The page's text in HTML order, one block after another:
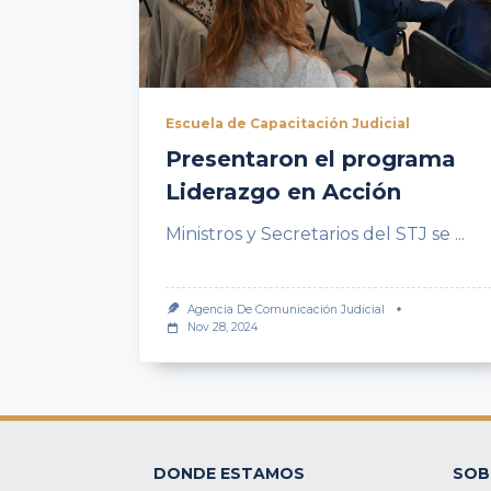
Escuela de Capacitación Judicial
Presentaron el programa
Liderazgo en Acción
Ministros y Secretarios del STJ se ...
Agencia De Comunicación Judicial
Nov 28, 2024
DONDE ESTAMOS